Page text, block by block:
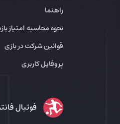
راهنما
نحوه محاسبه امتیاز
قوانین شرکت در بازی
پروفایل کاربری
فوتبال